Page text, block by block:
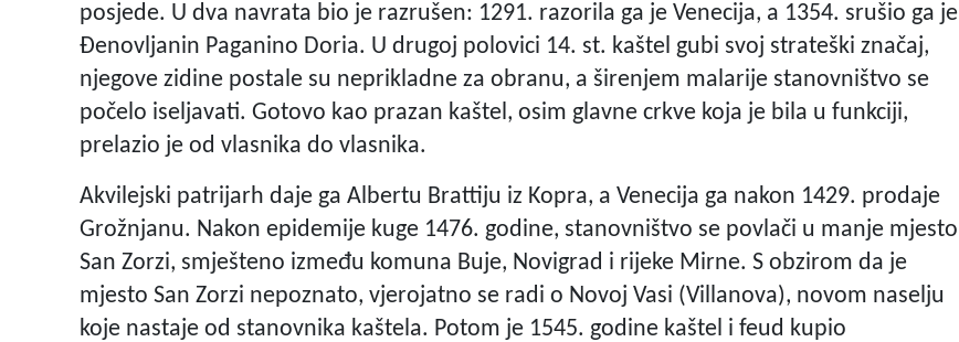
posjede. U dva navrata bio je razrušen: 1291. razorila ga je Venecija, a 1354. srušio ga je
Đenovljanin Paganino Doria. U drugoj polovici 14. st. kaštel gubi svoj strateški značaj,
njegove zidine postale su neprikladne za obranu, a širenjem malarije stanovništvo se
počelo iseljavati. Gotovo kao prazan kaštel, osim glavne crkve koja je bila u funkciji,
prelazio je od vlasnika do vlasnika.
Akvilejski patrijarh daje ga Albertu Brattiju iz Kopra, a Venecija ga nakon 1429. prodaje
Grožnjanu. Nakon epidemije kuge 1476. godine, stanovništvo se povlači u manje mjesto
San Zorzi, smješteno između komuna Buje, Novigrad i rijeke Mirne. S obzirom da je
mjesto San Zorzi nepoznato, vjerojatno se radi o Novoj Vasi (Villanova), novom naselju
koje nastaje od stanovnika kaštela. Potom je 1545. godine kaštel i feud kupio